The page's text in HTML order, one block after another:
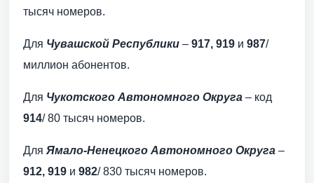
тысяч номеров.
Для Чувашской Республики – 917, 919 и 987/
миллион абонентов.
Для Чукотского Автономного Округа – код
914/ 80 тысяч номеров.
Для Ямало-Ненецкого Автономного Округа –
912, 919 и 982/ 830 тысяч номеров.